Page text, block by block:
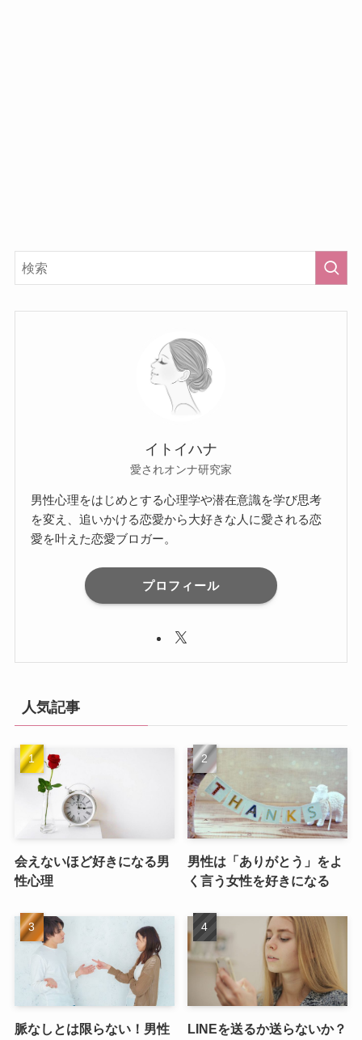
イトイハナ
愛されオンナ研究家
男性心理をはじめとする心理学や潜在意識を学び思考
を変え、追いかける恋愛から大好きな人に愛される恋
愛を叶えた恋愛ブロガー。
プロフィール
人気記事
会えないほど好きになる男
性心理
男性は「ありがとう」をよ
く言う女性を好きになる
脈なしとは限らない！男性
LINEを送るか送らないか？